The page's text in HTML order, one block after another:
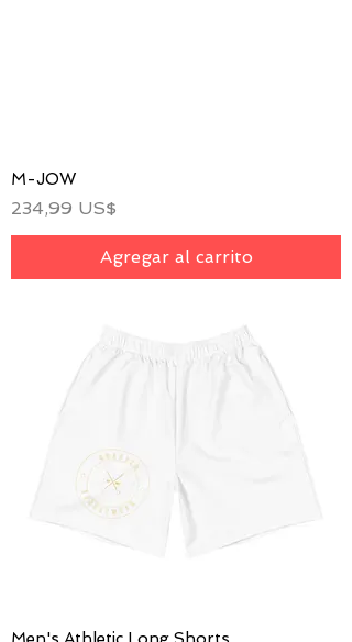
M-JOW
Precio
234,99 US$
Agregar al carrito